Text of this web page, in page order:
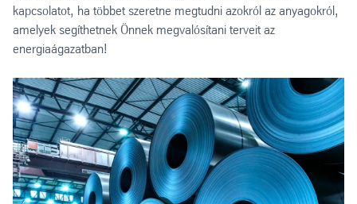
kapcsolatot, ha többet szeretne megtudni azokról az anyagokról,
amelyek segíthetnek Önnek megvalósítani terveit az
energiaágazatban!